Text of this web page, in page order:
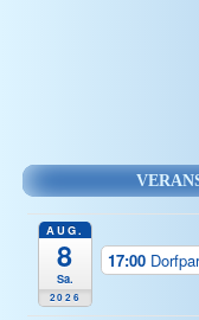
AUG.
8
Sa.
2026
17:00